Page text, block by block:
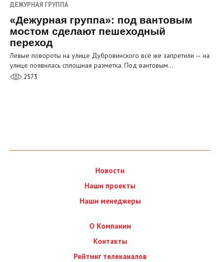
ДЕЖУРНАЯ ГРУППА
«Дежурная группа»: под вантовым
мостом сделают пешеходный
переход
Левые повороты на улице Дубровинского всё же запретили — на
улице появилась сплошная разметка. Под вантовым…
2573
Новости
Наши проекты
Наши менеджеры
О Компании
Контакты
Рейтинг телеканалов